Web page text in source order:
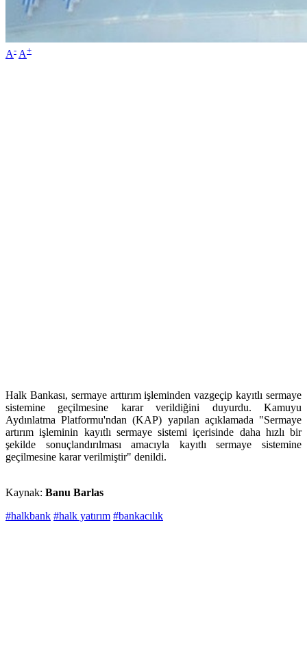
A- A+
Halk Bankası, sermaye arttırım işleminden vazgeçip kayıtlı sermaye
sistemine geçilmesine karar verildiğini duyurdu. Kamuyu
Aydınlatma Platformu'ndan (KAP) yapılan açıklamada "Sermaye
artırım işleminin kayıtlı sermaye sistemi içerisinde daha hızlı bir
şekilde sonuçlandırılması amacıyla kayıtlı sermaye sistemine
geçilmesine karar verilmiştir" denildi.
Kaynak: Banu Barlas
#halkbank #halk yatırım #bankacılık